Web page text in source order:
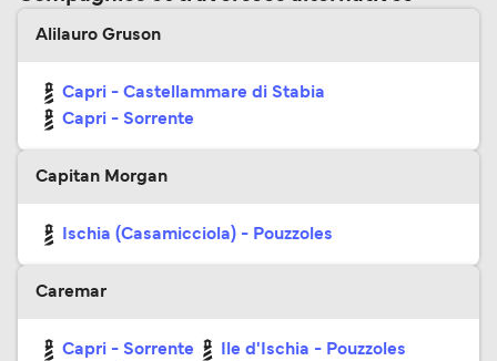
Alilauro Gruson
Capri - Castellammare di Stabia
Capri - Sorrente
Capitan Morgan
Ischia (Casamicciola) - Pouzzoles
Caremar
Capri - Sorrente
Ile d'Ischia - Pouzzoles